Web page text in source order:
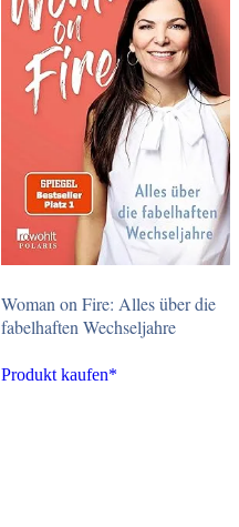
Woman on Fire: Alles über die
fabelhaften Wechseljahre
Produkt kaufen*